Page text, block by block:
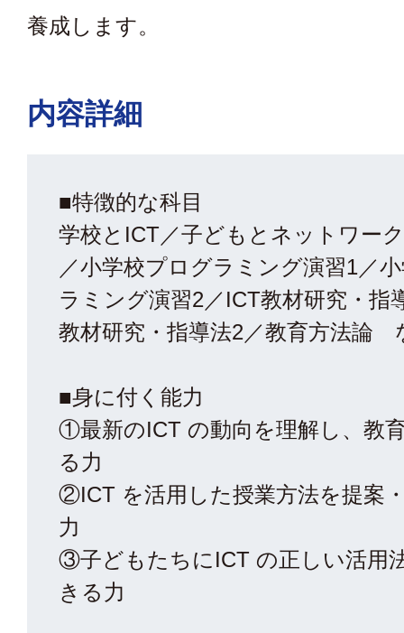
養成します。
内容詳細
■特徴的な科目
学校とICT／子どもとネットワー
／小学校プログラミング演習1／
ラミング演習2／ICT教材研究・指
教材研究・指導法2／教育方法論
■身に付く能力
①最新のICT の動向を理解し、教
る力
②ICT を活用した授業方法を提案
力
③子どもたちにICT の正しい活用
きる力